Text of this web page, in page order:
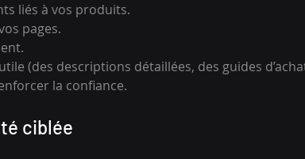
liés à vos produits.
pages.
(des descriptions détaillées, des guides
la confiance.
ciblée